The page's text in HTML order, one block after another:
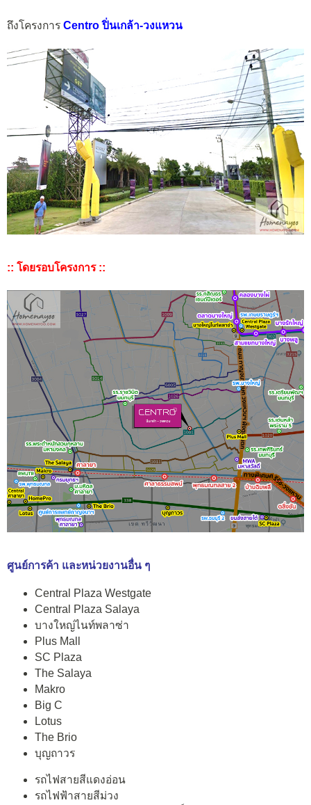
ถึงโครงการ Centro ปิ่นเกล้า-วงแหวน
:: โดยรอบโครงการ ::
ศูนย์การค้า และหน่วยงานอื่น ๆ
Central Plaza Westgate
Central Plaza Salaya
บางใหญ่ไนท์พลาซ่า
Plus Mall
SC Plaza
The Salaya
Makro
Big C
Lotus
The Brio
บุญถาวร
รถไฟสายสีแดงอ่อน
รถไฟฟ้าสายสีม่วง